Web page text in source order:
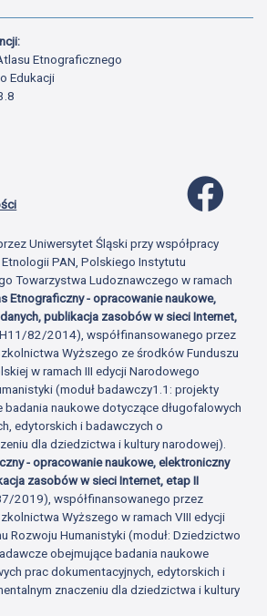
Etnograficznego
Edukacji
Uniwersytet Śląski przy współpracy
PAN, Polskiego Instytutu
Towarzystwa Ludoznawczego w ramach
Etnograficzny - opracowanie naukowe,
publikacja zasobów w sieci Internet,
82/2014), współfinansowanego przez
Wyższego ze środków Funduszu
w ramach III edycji Narodowego
(moduł badawczy1.1: projekty
badania naukowe dotyczące długofalowych
edytorskich i badawczych o
dla dziedzictwa i kultury narodowej).
- opracowanie naukowe, elektroniczny
zasobów w sieci Internet, etap II
2019), współfinansowanego przez
Wyższego w ramach VIII edycji
Rozwoju Humanistyki (moduł: Dziedzictwo
obejmujące badania naukowe
prac dokumentacyjnych, edytorskich i
znaczeniu dla dziedzictwa i kultury